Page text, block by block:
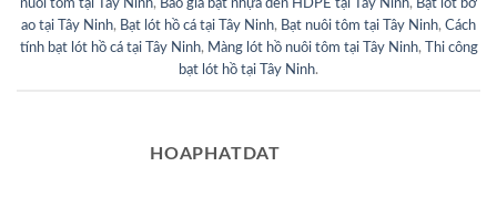
nuôi tôm tại Tây Ninh, Báo giá bạt nhựa đen HDPE tại Tây Ninh, Bạt lót bờ
ao tại Tây Ninh, Bạt lót hồ cá tại Tây Ninh, Bạt nuôi tôm tại Tây Ninh, Cách
tính bạt lót hồ cá tại Tây Ninh, Màng lót hồ nuôi tôm tại Tây Ninh,
Thi công
bạt lót hồ tại Tây Ninh.
HOAPHATDAT